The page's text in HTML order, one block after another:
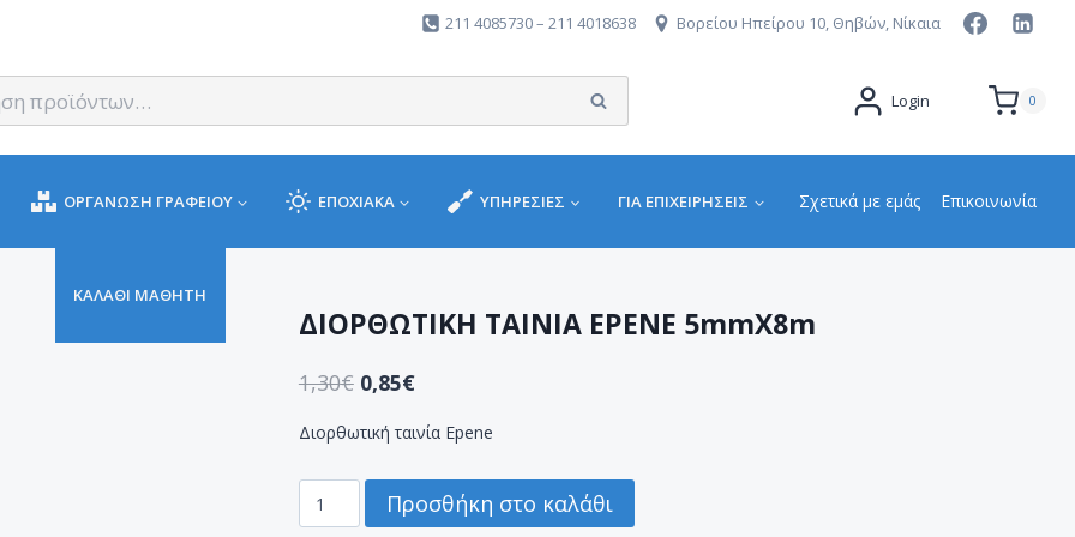
211 4085730 – 211 4018638 Βορείου Ηπείρου 10, Θηβών, Νίκαια
Αναζήτηση Login 0
ΟΡΓΑΝΩΣΗ ΓΡΑΦΕΙΟΥ ΕΠΟΧΙΑΚΑ ΥΠΗΡΕΣΙΕΣ ΓΙΑ ΕΠΙΧΕΙΡΉΣΕΙΣ
ΚΑΛΑΘΙ ΜΑΘΗΤΗ
Σχετικά με εμάς Επικοινωνία
ΔΙΟΡΘΩΤΙΚΗ ΤΑΙΝΙΑ EPENE 5mmX8m
1,30€ 0,85€
Διορθωτική ταινία Epene
ΔΙΟΡΘΩΤΙΚΗ
ΤΑΙΝΙΑ
Προσθήκη στο καλάθι